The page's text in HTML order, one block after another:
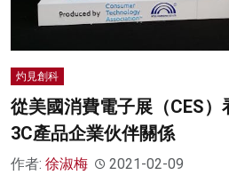
名家榜
灼見活動
關於我們
灼見創科
從美國消費電子展（CES
3C產品企業伙伴關係
作者: 徐淑梅 2021-02-09